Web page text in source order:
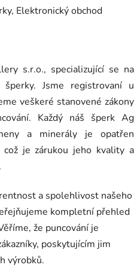
Elektronický obchod
s.r.o., specializující se na
Jsme registrovaní u
veškeré stanovené zákony
Každý náš šperk Ag
a minerály je opatřen
což je zárukou jeho kvality a
a spolehlivost našeho
kompletní přehled
že puncování je
poskytujícím jim
výrobků.